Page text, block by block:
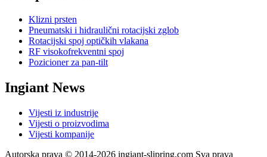
Klizni prsten
Pneumatski i hidraulični rotacijski zglob
Rotacijski spoj optičkih vlakana
RF visokofrekventni spoj
Pozicioner za pan-tilt
Ingiant News
Vijesti iz industrije
Vijesti o proizvodima
Vijesti kompanije
Autorska prava © 2014-2026 ingiant-slipring.com Sva prava